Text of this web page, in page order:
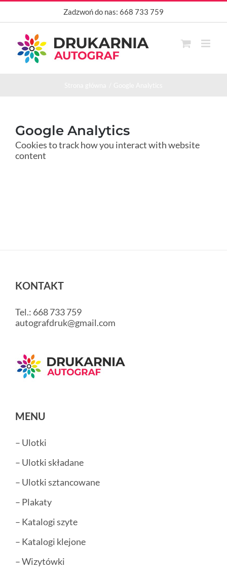
Przejdź
Zadzwoń do nas: 668 733 759
Google Analytics
Cookies to track how you interact with website
content
KONTAKT
Tel.: 668 733 759
autografdruk@gmail.com
MENU
– Ulotki
– Ulotki składane
– Ulotki sztancowane
– Plakaty
– Katalogi szyte
– Katalogi klejone
– Wizytówki